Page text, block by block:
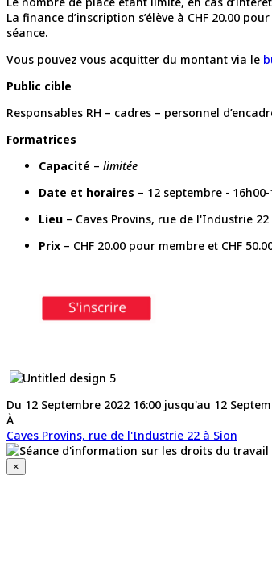
La finance d’inscription s’élève à CHF 20.00
séance.
Vous pouvez vous acquitter du montant via le
Public cible
Responsables RH – cadres – personnel
Formatrices
Capacité – limitée
Date et horaires – 12 septembre -
Lieu – Caves Provins, rue de l'Industrie 22
Prix – CHF 20.00 pour membre et CHF
Du 12 Septembre 2022 16:00 jusqu'au 12
À
Caves Provins, rue de l'Industrie 22 à Sion
×